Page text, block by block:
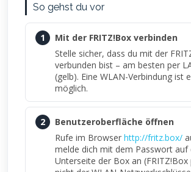
So gehst du vor
1
Mit der FRITZ!Box verbinden
Stelle sicher, dass du mit der
verbunden bist – am besten per
(gelb). Eine WLAN-Verbindung ist
möglich.
2
Benutzeroberfläche öffnen
Rufe im Browser http://fritz.box/
melde dich mit dem Passwort auf
Unterseite der Box an (FRITZ!Box